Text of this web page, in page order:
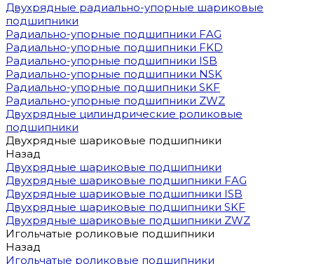
Двухрядные радиально-упорные шариковые
подшипники
Радиально-упорные подшипники FAG
Радиально-упорные подшипники FKD
Радиально-упорные подшипники ISB
Радиально-упорные подшипники NSK
Радиально-упорные подшипники SKF
Радиально-упорные подшипники ZWZ
Двухрядные цилиндрические роликовые
подшипники
Двухрядные шариковые подшипники
Назад
Двухрядные шариковые подшипники
Двухрядные шариковые подшипники FAG
Двухрядные шариковые подшипники ISB
Двухрядные шариковые подшипники SKF
Двухрядные шариковые подшипники ZWZ
Игольчатые роликовые подшипники
Назад
Игольчатые роликовые подшипники